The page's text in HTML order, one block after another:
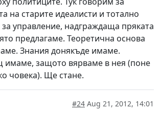
на старите идеалисти и тотално
управление, надграждаща пряката
предлагаме. Теоретична основа
Знания донякъде имаме.
защото вярваме в нея (поне
човека). Ще стане.
#24 Aug 21, 2012, 14:01